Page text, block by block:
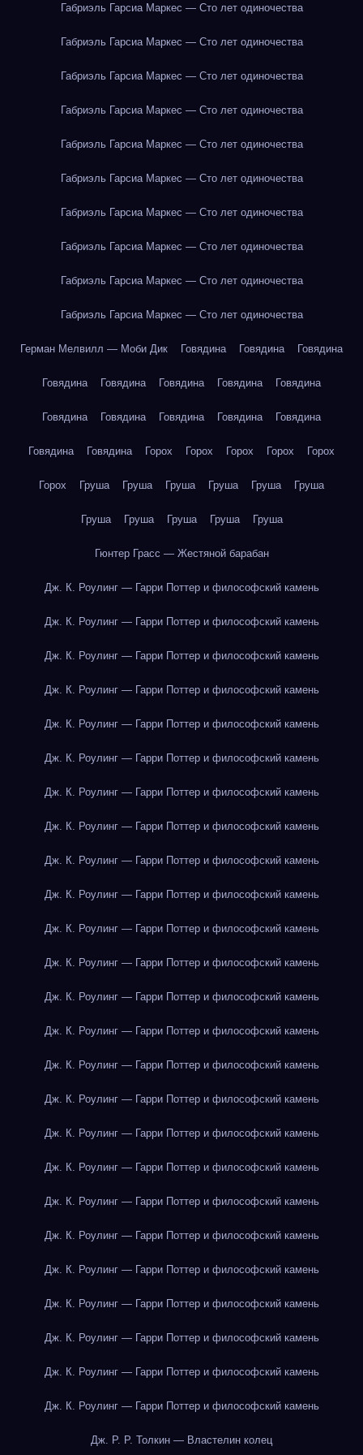
Габриэль Гарсиа Маркес — Сто лет одиночества
Габриэль Гарсиа Маркес — Сто лет одиночества
Габриэль Гарсиа Маркес — Сто лет одиночества
Габриэль Гарсиа Маркес — Сто лет одиночества
Габриэль Гарсиа Маркес — Сто лет одиночества
Габриэль Гарсиа Маркес — Сто лет одиночества
Габриэль Гарсиа Маркес — Сто лет одиночества
Габриэль Гарсиа Маркес — Сто лет одиночества
Габриэль Гарсиа Маркес — Сто лет одиночества
Габриэль Гарсиа Маркес — Сто лет одиночества
Герман Мелвилл — Моби Дик Говядина Говядина Говядина
Говядина Говядина Говядина Говядина Говядина
Говядина Говядина Говядина Говядина Говядина
Говядина Говядина Горох Горох Горох Горох Горох
Горох Груша Груша Груша Груша Груша Груша
Груша Груша Груша Груша Груша
Гюнтер Грасс — Жестяной барабан
Дж. К. Роулинг — Гарри Поттер и философский камень
Дж. К. Роулинг — Гарри Поттер и философский камень
Дж. К. Роулинг — Гарри Поттер и философский камень
Дж. К. Роулинг — Гарри Поттер и философский камень
Дж. К. Роулинг — Гарри Поттер и философский камень
Дж. К. Роулинг — Гарри Поттер и философский камень
Дж. К. Роулинг — Гарри Поттер и философский камень
Дж. К. Роулинг — Гарри Поттер и философский камень
Дж. К. Роулинг — Гарри Поттер и философский камень
Дж. К. Роулинг — Гарри Поттер и философский камень
Дж. К. Роулинг — Гарри Поттер и философский камень
Дж. К. Роулинг — Гарри Поттер и философский камень
Дж. К. Роулинг — Гарри Поттер и философский камень
Дж. К. Роулинг — Гарри Поттер и философский камень
Дж. К. Роулинг — Гарри Поттер и философский камень
Дж. К. Роулинг — Гарри Поттер и философский камень
Дж. К. Роулинг — Гарри Поттер и философский камень
Дж. К. Роулинг — Гарри Поттер и философский камень
Дж. К. Роулинг — Гарри Поттер и философский камень
Дж. К. Роулинг — Гарри Поттер и философский камень
Дж. К. Роулинг — Гарри Поттер и философский камень
Дж. К. Роулинг — Гарри Поттер и философский камень
Дж. К. Роулинг — Гарри Поттер и философский камень
Дж. К. Роулинг — Гарри Поттер и философский камень
Дж. К. Роулинг — Гарри Поттер и философский камень
Дж. Р. Р. Толкин — Властелин колец